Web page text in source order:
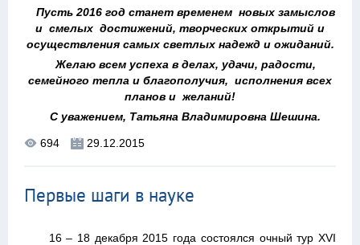
Пусть 2016 год станет временем новых замыслов
и смелых достижений, творческих открытий и
осуществления самых светлых надежд и ожиданий.
Желаю всем успеха в делах, удачи, радости,
семейного тепла и благополучия, исполнения всех
планов и желаний!
С уважением, Татьяна Владимировна Шешина.
694 29.12.2015
Первые шаги в науке
16 – 18 декабря 2015 года состоялся очный тур ХVI